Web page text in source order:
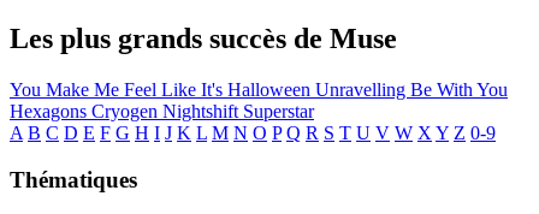
Les plus grands succès de Muse
You Make Me Feel Like It's Halloween Unravelling Be With You
Hexagons Cryogen Nightshift Superstar
A B C D E F G H I J K L M N O P Q R S T U V W X Y Z 0-9
Thématiques